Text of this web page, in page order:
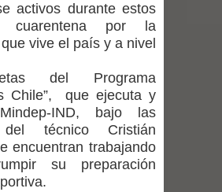
desarrolló con éxito el
guerreros 2026
linarense Los Remembers
de Brasil tras impulsar un
musical y pedagógico
comunidades escolares
activos durante estos
por la
vive el país y a nivel
del Programa
Chile”, que ejecuta y
IND, bajo las
del técnico Cristián
encuentran trabajando
su preparación